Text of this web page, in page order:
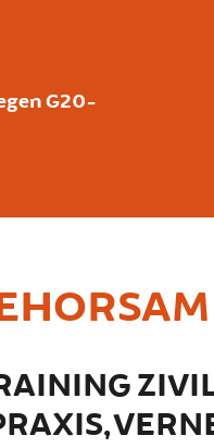
G20-